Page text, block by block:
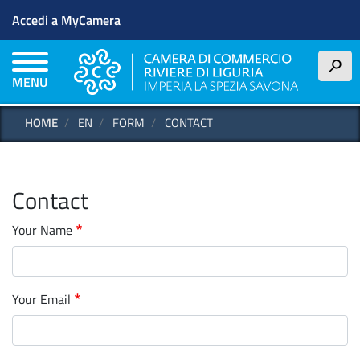
main
content
Menu profilo utente
Accedi a MyCamera
MENU
h
HOME EN FORM CONTACT
Contact
Your Name
Your Email